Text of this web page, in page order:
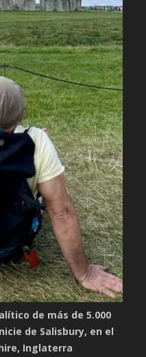
de más de 5.000
de Salisbury, en el
Inglaterra